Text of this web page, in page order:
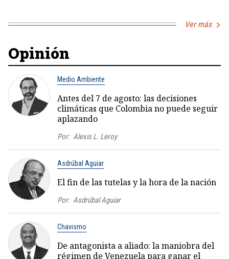
Ver más
Opinión
Medio Ambiente
Antes del 7 de agosto: las decisiones
climáticas que Colombia no puede seguir
aplazando
Por: Alexis L. Leroy
Asdrúbal Aguiar
El fin de las tutelas y la hora de la nación
Por: Asdrúbal Aguiar
Chavismo
De antagonista a aliado: la maniobra del
régimen de Venezuela para ganar el